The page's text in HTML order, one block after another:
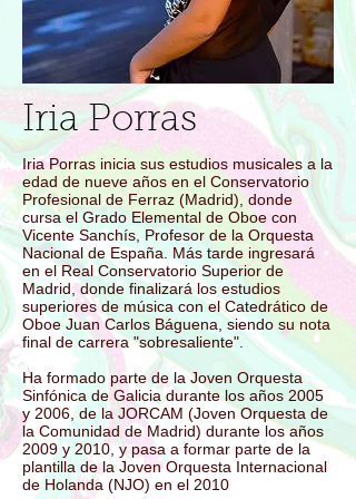
Iria Porras
Iria Porras inicia sus estudios musicales a la
edad de nueve años en el Conservatorio
Profesional de Ferraz (Madrid), donde
cursa el Grado Elemental de Oboe con
Vicente Sanchís, Profesor de la Orquesta
Nacional de España. Más tarde ingresará
en el Real Conservatorio Superior de
Madrid, donde finalizará los estudios
superiores de música con el Catedrático de
Oboe Juan Carlos Báguena, siendo su nota
final de carrera "sobresaliente".
Ha formado parte de la Joven Orquesta
Sinfónica de Galicia durante los años 2005
y 2006, de la JORCAM (Joven Orquesta de
la Comunidad de Madrid) durante los años
2009 y 2010, y pasa a formar parte de la
plantilla de la Joven Orquesta Internacional
de Holanda (NJO) en el 2010